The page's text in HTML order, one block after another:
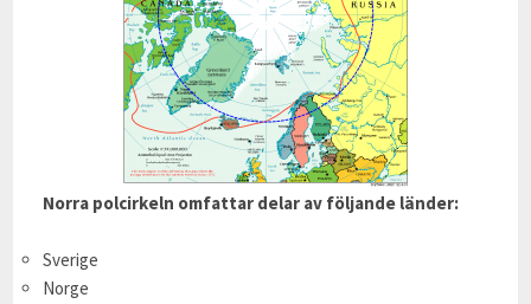
Norra polcirkeln omfattar delar av följande länder:
Sverige
Norge